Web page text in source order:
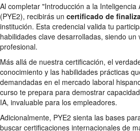
Al completar "Introducción a la Inteligencia
(PYE2), recibirás un certificado de
institución. Esta credencial valida tu
habilidades clave desarrolladas, siendo
profesional.
Más allá de nuestra certificación, el
conocimiento y las habilidades prácticas
demandadas en el mercado laboral
curso te prepara para demostrar
IA, invaluable para los empleadores.
Adicionalmente, PYE2 sienta las bases
buscar certificaciones internacionales de